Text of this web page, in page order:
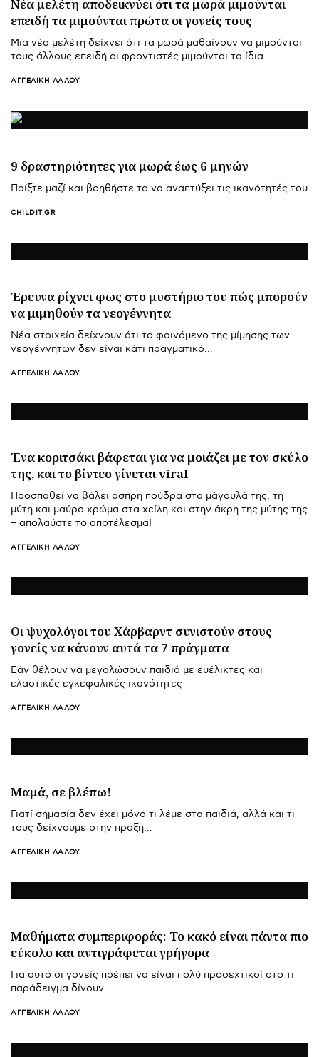
Νέα μελέτη αποδεικνύει ότι τα μωρά μιμούνται
επειδή τα μιμούνται πρώτα οι γονείς τους
Μια νέα μελέτη δείχνει ότι τα μωρά μαθαίνουν να μιμούνται
τους άλλους επειδή οι φροντιστές μιμούνται τα ίδια.
ΑΓΓΕΛΙΚΉ ΛΆΛΟΥ
9 δραστηριότητες για μωρά έως 6 μηνών
Παίξτε μαζί και βοηθήστε το να αναπτύξει τις ικανότητές του
CHILDIT.GR
Έρευνα ρίχνει φως στο μυστήριο του πώς μπορούν
να μιμηθούν τα νεογέννητα
Νέα στοιχεία δείχνουν ότι το φαινόμενο της μίμησης των
νεογέννητων δεν είναι κάτι πραγματικό…
ΑΓΓΕΛΙΚΉ ΛΆΛΟΥ
Ένα κοριτσάκι βάφεται για να μοιάζει με τον σκύλο
της, και το βίντεο γίνεται viral
Προσπαθεί να βάλει άσπρη πούδρα στα μάγουλά της, τη
μύτη και μαύρο χρώμα στα χείλη και στην άκρη της μύτης της
– απολαύστε το αποτέλεσμα!
ΑΓΓΕΛΙΚΉ ΛΆΛΟΥ
Οι ψυχολόγοι του Χάρβαρντ συνιστούν στους
γονείς να κάνουν αυτά τα 7 πράγματα
Εάν θέλουν να μεγαλώσουν παιδιά με ευέλικτες και
ελαστικές εγκεφαλικές ικανότητες
ΑΓΓΕΛΙΚΉ ΛΆΛΟΥ
Μαμά, σε βλέπω!
Γιατί σημασία δεν έχει μόνο τι λέμε στα παιδιά, αλλά και τι
τους δείχνουμε στην πράξη…
ΑΓΓΕΛΙΚΉ ΛΆΛΟΥ
Μαθήματα συμπεριφοράς: Το κακό είναι πάντα πιο
εύκολο και αντιγράφεται γρήγορα
Για αυτό οι γονείς πρέπει να είναι πολύ προσεχτικοί στο τι
παράδειγμα δίνουν
ΑΓΓΕΛΙΚΉ ΛΆΛΟΥ